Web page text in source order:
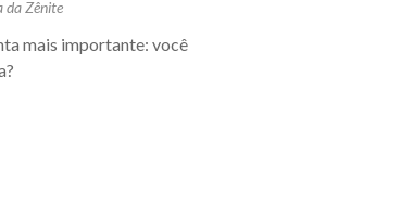
da Zênite
mais importante: você